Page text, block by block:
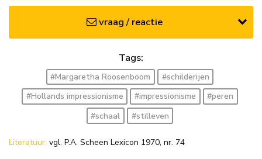
vraag / reactie
Tags:
#Margaretha Roosenboom
#schilderijen
#Hollands impressionisme
#impressionisme
#peren
#schaal
#stilleven
Literatuur: vgl. P.A. Scheen Lexicon 1970, nr. 74